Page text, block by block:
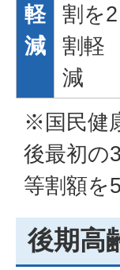
軽
減
割を2
割軽
減
※国民健
後最初の
等割額を
後期高